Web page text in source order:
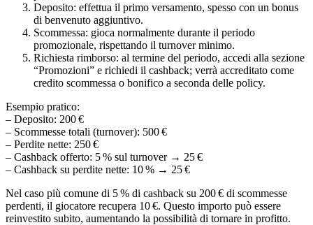
Deposito: effettua il primo versamento, spesso con un bonus
di benvenuto aggiuntivo.
Scommessa: gioca normalmente durante il periodo
promozionale, rispettando il turnover minimo.
Richiesta rimborso: al termine del periodo, accedi alla sezione
“Promozioni” e richiedi il cashback; verrà accreditato come
credito scommessa o bonifico a seconda delle policy.
Esempio pratico:
– Deposito: 200 €
– Scommesse totali (turnover): 500 €
– Perdite nette: 250 €
– Cashback offerto: 5 % sul turnover → 25 €
– Cashback su perdite nette: 10 % → 25 €
Nel caso più comune di 5 % di cashback su 200 € di scommesse
perdenti, il giocatore recupera 10 €. Questo importo può essere
reinvestito subito, aumentando la possibilità di tornare in profitto.